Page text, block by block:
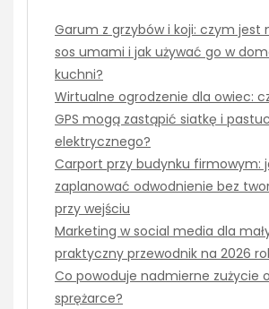
Garum z grzybów i koji: czym jest
sos umami i jak używać go w
kuchni?
Wirtualne ogrodzenie dla owiec:
GPS mogą zastąpić siatkę i
elektrycznego?
Carport przy budynku firmowym:
zaplanować odwodnienie bez
przy wejściu
Marketing w social media dla
praktyczny przewodnik na 2026
Co powoduje nadmierne zużycie
sprężarce?